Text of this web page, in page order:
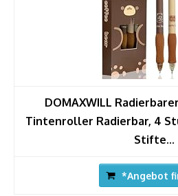
DOMAXWILL
Tintenroller Radierbar, 4
Stifte...
*Angebot